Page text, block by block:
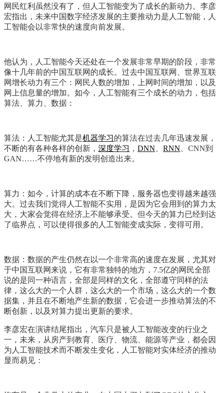
网民红利虽然没有了，但人工智能变为了成长的新动力。李彦
宏指出，未来中国数字经济发展的主要推动力是人工智能，人
工智能会以非常快的速度向前发展。
他认为，人工智能今天还处在一个发展非常早期的阶段，非常
像十几年前的中国互联网的成长。过去中国互联网、世界互联
网增长动力有三个：网民人数的增加，上网时间的增加，以及
网上信息量的增加。如今，人工智能有三个成长的动力，包括
算法、算力、数据：
算法：人工智能尤其是机器学习的算法在过去几年迅速发展，
不断的有各种各样的创新， 深度学习 ， DNN RNN 、CNN到
GAN……不停地有新的发明创造出来。
算力：如今，计算的成本在不断下降，服务器也变得越来越强
大。过去我们觉得人工智能不实用，是因为它会用到的算力太
大，大家会觉得在经济上不能够承受。但今天的算力已经到达
了临界点，可以使得很多的人工智能变成实际，变得可用。
数据：数据的产生仍然在以一个非常高的速度在发展，尤其对
于中国互联网来说，它有非常独特的地方，7.5亿的网民全部
说的是同一种语言，全部是同样的文化，全部遵守同样的法
律，这么大的一个人群，这么大的一个市场，这么大的一个数
据集，并且在不断地产生新的数据，它会进一步推动算法的不
断创新，以及对算力提出更新的要求。
李彦宏在演讲结尾指出，汽车只是被人工智能改变的行业之
一，未来，从房产到教育、医疗、物流、能源等产业，都会因
为人工智能技术而不断发生变化，人工智能对实体经济的推动
显而易见：